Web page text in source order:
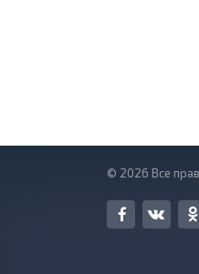
© 2026 Все